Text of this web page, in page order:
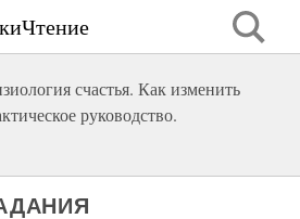
счастья. Как изменить
руководство.